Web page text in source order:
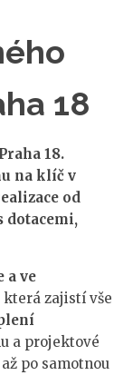
18
18.
na klíč v
od
dotacemi,
a ve
zajistí vše
a projektové
po samotnou